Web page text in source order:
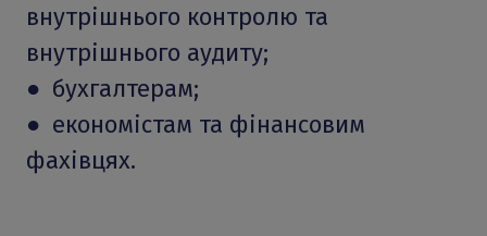
внутрішнього контролю та
внутрішнього аудиту;
● бухгалтерам;
● економістам та фінансовим
фахівцях.